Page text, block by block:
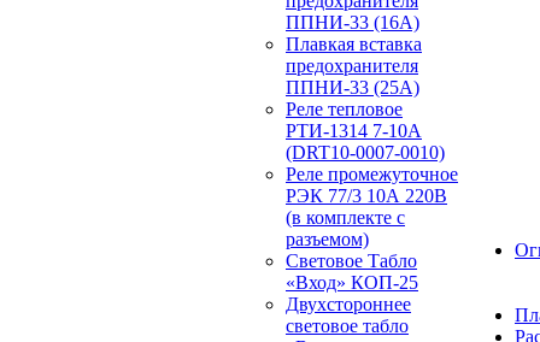
ППНИ-33 (16А)
Плавкая вставка
предохранителя
ППНИ-33 (25А)
Реле тепловое
РТИ-1314 7-10А
(DRT10-0007-0010)
Реле промежуточное
РЭК 77/3 10А 220В
(в комплекте с
разъемом)
Световое Табло
«Вход» КОП-25
Двухстороннее
световое табло